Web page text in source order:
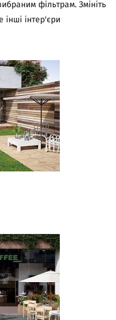
фільтрам. Змініть
інші інтер'єри